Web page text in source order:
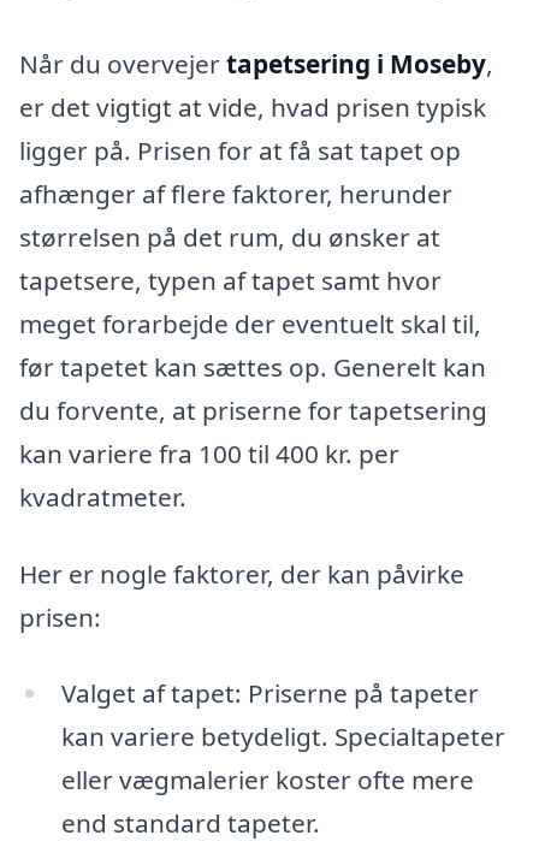
Når du overvejertapetsering i Moseby,
er det vigtigt at vide, hvad prisen typisk
ligger på. Prisen for at få sat tapet op
afhænger af flere faktorer, herunder
størrelsen på det rum, du ønsker at
tapetsere, typen af tapet samt hvor
meget forarbejde der eventuelt skal til,
før tapetet kan sættes op. Generelt kan
du forvente, at priserne for tapetsering
kan variere fra 100 til 400 kr. per
kvadratmeter.
Her er nogle faktorer, der kan påvirke
prisen:
Valget af tapet: Priserne på tapeter
kan variere betydeligt. Specialtapeter
eller vægmalerier koster ofte mere
end standard tapeter.